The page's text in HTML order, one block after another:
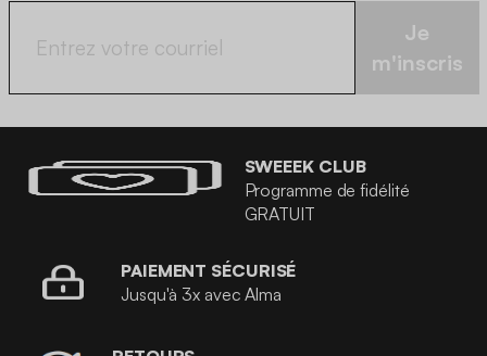
Je
m'inscris
SWEEEK CLUB
Programme de fidélité
GRATUIT
PAIEMENT SÉCURISÉ
Jusqu'à 3x avec Alma